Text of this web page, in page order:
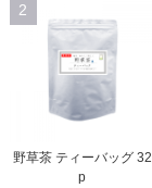
2
野草茶 ティーバッグ 32
p